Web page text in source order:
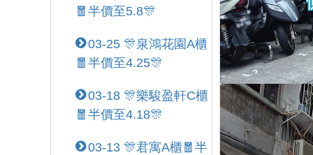
🧧半價至5.8🎊
03-25 🎊泉鴻花園A櫃
🧧半價至4.25🎊
03-18 🎊樂駿盈軒C櫃
🧧半價至4.18🎊
03-13 🎊君寓A櫃🧧半